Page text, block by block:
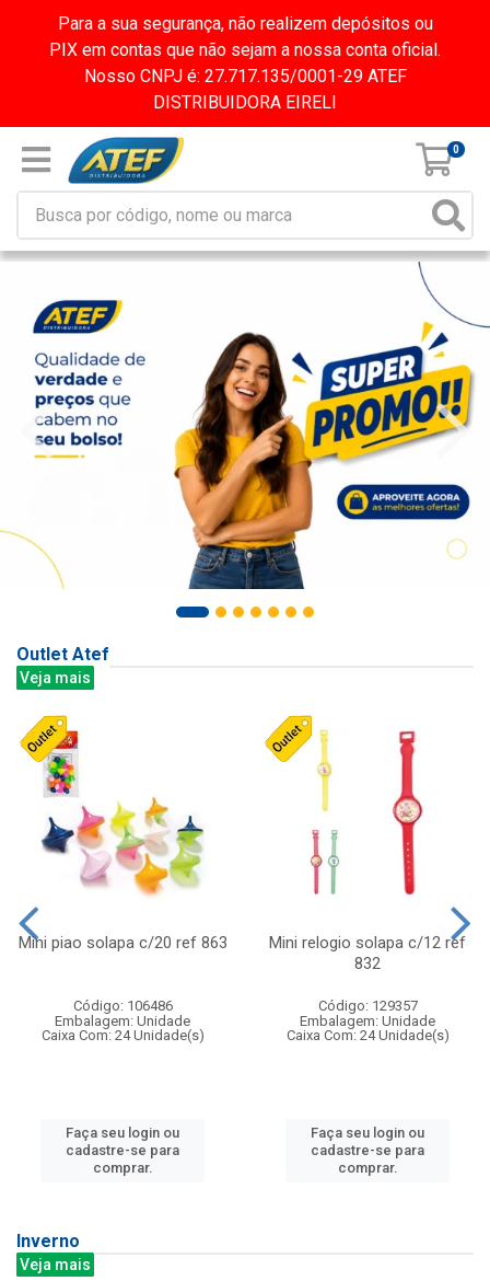
Para a sua segurança, não realizem depósitos ou
PIX em contas que não sejam a nossa conta oficial.
Nosso CNPJ é: 27.717.135/0001-29 ATEF
DISTRIBUIDORA EIRELI
0
Outlet Atef
Veja mais
Mini piao solapa c/20 ref 863
Código: 106486
Embalagem: Unidade
Caixa Com: 24 Unidade(s)
Faça seu login ou
cadastre-se para
comprar.
Mini relogio solapa c/12 ref
832
Código: 129357
Embalagem: Unidade
Caixa Com: 24 Unidade(s)
Faça seu login ou
cadastre-se para
comprar.
Inverno
Veja mais